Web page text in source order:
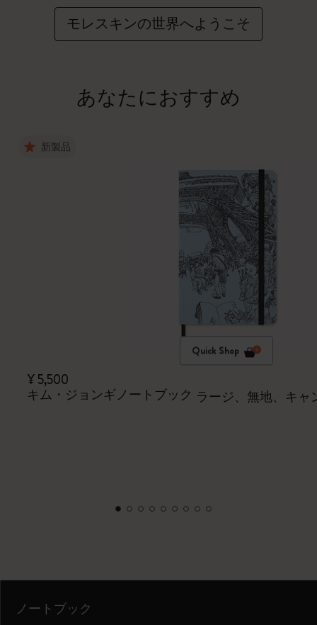
モレスキンの世界へようこそ
あなたにおすすめ
新製品
Quick Shop
¥ 5,500
キム・ジョンギノートブック ラージ、無地、キ
ノートブック